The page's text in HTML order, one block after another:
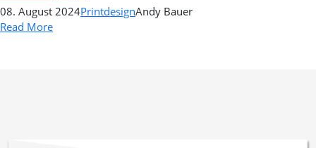
08. August 2024PrintdesignAndy Bauer
Read More